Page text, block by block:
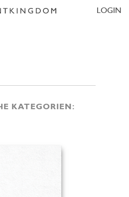
LOGIN
KATEGORIEN: